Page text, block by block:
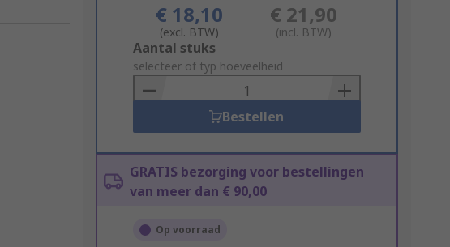
€ 18,10
(excl. BTW)
€ 21,90
(incl. BTW)
Add
to
Basket
Aantal stuks
selecteer of typ hoeveelheid
Bestellen
GRATIS bezorging voor bestellingen
van meer dan € 90,00
Op voorraad